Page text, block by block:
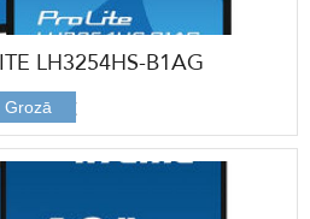
LH3254HS-B1AG
496,00 €
Grozā